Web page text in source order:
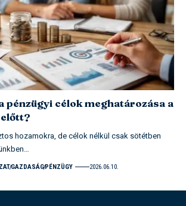
pénzügyi célok meghatározása a
hozamokra, de célok nélkül csak sötétben
GAZDASÁGPÉNZÜGY 2026.06.10.